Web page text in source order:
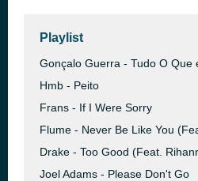
Playlist
Gonçalo Guerra - Tudo O Que
Hmb - Peito
Frans - If I Were Sorry
Flume - Never Be Like You
Drake - Too Good (Feat.
Joel Adams - Please Don't Go